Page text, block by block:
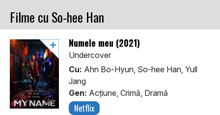
Filme cu So-hee Han
Numele meu (2021)
Undercover
Cu: Ahn Bo-Hyun, So-hee Han, Yull
Jang
Gen: Acţiune, Crimă, Dramă
Netflix